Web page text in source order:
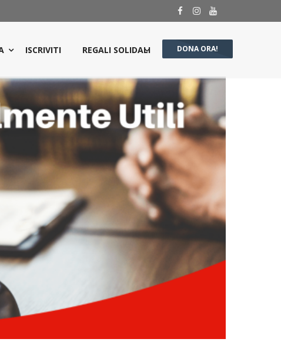
ISCRIVITI REGALI SOLIDALI DONA ORA!